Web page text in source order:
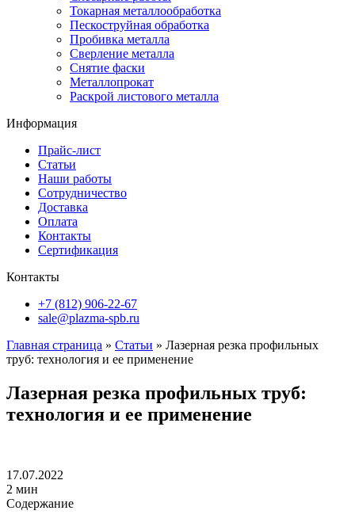
Токарная металлообработка
Пескоструйная обработка
Пробивка металла
Сверление металла
Снятие фаски
Металлопрокат
Раскрой листового металла
Информация
Прайс-лист
Статьи
Наши работы
Сотрудничество
Доставка
Оплата
Контакты
Сертификация
Контакты
+7 (812) 906-22-67
sale@plazma-spb.ru
Главная страница » Статьи » Лазерная резка профильных
труб: технология и ее применение
Лазерная резка профильных труб:
технология и ее применение
17.07.2022
2 мин
Содержание